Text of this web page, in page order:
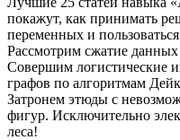
покажут, как принимать
переменных и
Рассмотрим сжатие
Совершим логистические
графов по алгоритмам
Затронем этюды с
фигур. Исключительно
леса!